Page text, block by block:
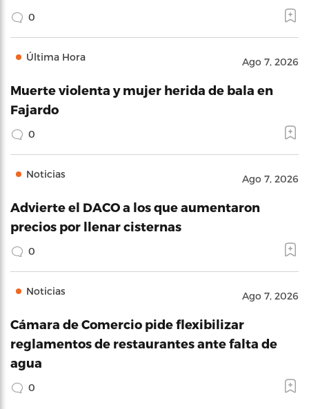
0
Última Hora Ago 7, 2026
Muerte violenta y mujer herida de bala en
Fajardo
0
Noticias Ago 7, 2026
Advierte el DACO a los que aumentaron
precios por llenar cisternas
0
Noticias Ago 7, 2026
Cámara de Comercio pide flexibilizar
reglamentos de restaurantes ante falta de
agua
0